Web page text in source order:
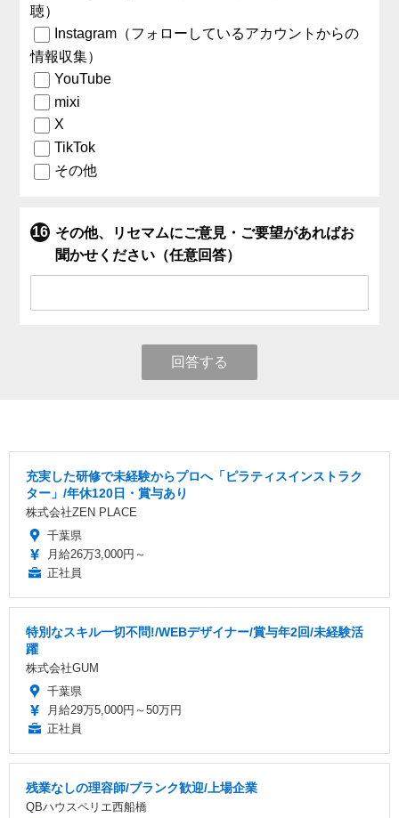
聴）
Instagram（フォローしているアカウントからの
情報収集）
YouTube
mixi
X
TikTok
その他
その他、リセマムにご意見・ご要望があればお
聞かせください（任意回答）
回答する
充実した研修で未経験からプロへ「ピラティスインストラク
ター」/年休120日・賞与あり
株式会社ZEN PLACE
千葉県
月給26万3,000円～
正社員
特別なスキル一切不問!/WEBデザイナー/賞与年2回/未経験活
躍
株式会社GUM
千葉県
月給29万5,000円～50万円
正社員
残業なしの理容師/ブランク歓迎/上場企業
QBハウスペリエ西船橋